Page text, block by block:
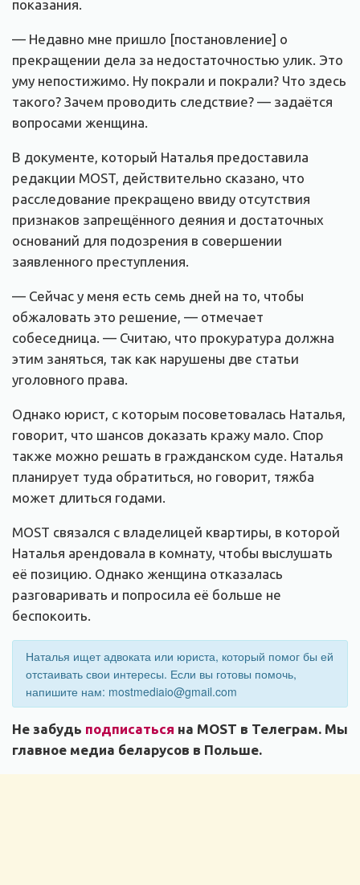
показания.
— Недавно мне пришло [постановление] о
прекращении дела за недостаточностью улик. Это
уму непостижимо. Ну покрали и покрали? Что здесь
такого? Зачем проводить следствие? — задаётся
вопросами женщина.
В документе, который Наталья предоставила
редакции MOST, действительно сказано, что
расследование прекращено ввиду отсутствия
признаков запрещённого деяния и достаточных
оснований для подозрения в совершении
заявленного преступления.
— Сейчас у меня есть семь дней на то, чтобы
обжаловать это решение, — отмечает
собеседница. — Считаю, что прокуратура должна
этим заняться, так как нарушены две статьи
уголовного права.
Однако юрист, с которым посоветовалась Наталья,
говорит, что шансов доказать кражу мало. Спор
также можно решать в гражданском суде. Наталья
планирует туда обратиться, но говорит, тяжба
может длиться годами.
MOST связался с владелицей квартиры, в которой
Наталья арендовала в комнату, чтобы выслушать
её позицию. Однако женщина отказалась
разговаривать и попросила её больше не
беспокоить.
Наталья ищет адвоката или юриста, который помог бы ей
отстаивать свои интересы. Если вы готовы помочь,
напишите нам: mostmediaio@gmail.com
Не забудь подписаться на MOST в Телеграм. Мы
главное медиа беларусов в Польше.